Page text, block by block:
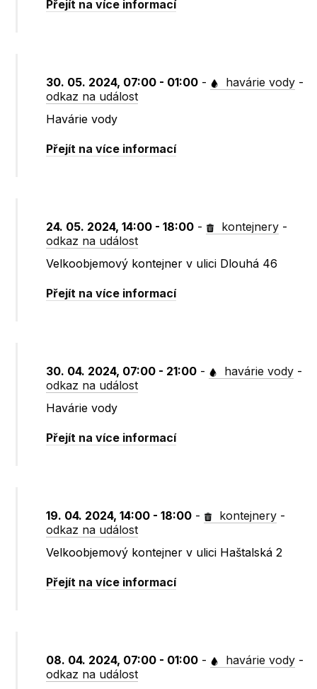
Přejít na více informací
30. 05. 2024, 07:00 - 01:00 - havárie vody -
odkaz na událost
Havárie vody
Přejít na více informací
24. 05. 2024, 14:00 - 18:00 - kontejnery -
odkaz na událost
Velkoobjemový kontejner v ulici Dlouhá 46
Přejít na více informací
30. 04. 2024, 07:00 - 21:00 - havárie vody -
odkaz na událost
Havárie vody
Přejít na více informací
19. 04. 2024, 14:00 - 18:00 - kontejnery -
odkaz na událost
Velkoobjemový kontejner v ulici Haštalská 2
Přejít na více informací
08. 04. 2024, 07:00 - 01:00 - havárie vody -
odkaz na událost